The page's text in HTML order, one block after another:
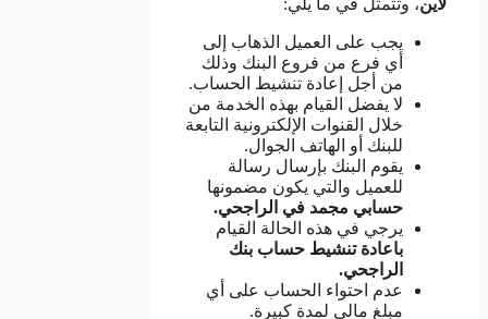
لاين، وتتمثل في ما يلي:
يجب على العميل الذهاب إلى
أي فرع من فروع البنك وذلك
من أجل إعادة تنشيط الحساب.
لا يفضل القيام بهذه الخدمة من
خلال القنوات الإلكترونية التابعة
للبنك أو الهاتف الجوال.
يقوم البنك بإرسال رسالة
للعميل والتي يكون مضمونها
حسابي مجمد في الراجحي.
يرجي في هذه الحالة القيام
باعادة تنشيط حساب بنك
الراجحي.
عدم احتواء الحساب على أي
مبلغ مالي لمدة كبيرة.